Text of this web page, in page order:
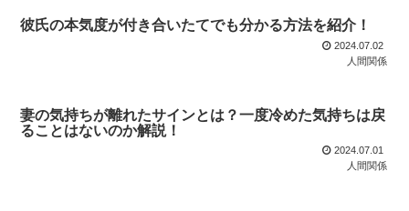
彼氏の本気度が付き合いたてでも分かる方法を紹介！
2024.07.02
人間関係
妻の気持ちが離れたサインとは？一度冷めた気持ちは戻
ることはないのか解説！
2024.07.01
人間関係